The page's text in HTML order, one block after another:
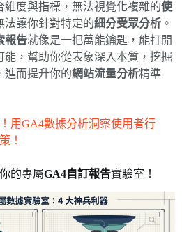
維度與指標，無法視覺化複雜的使
法讓你針對特定的細分受眾分析 。
報告就像是一把萬能鑰匙，能打開
能，幫助你從表象深入本質，挖掘
進而提升你的網站流量分析精準
用GA4數據分析洞察使用者行
！
的專屬GA4自訂報告實驗室！